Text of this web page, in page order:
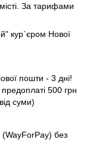
За тарифами
кур`єром Нової
пошти - 3 дні!
500 грн
суми)
без